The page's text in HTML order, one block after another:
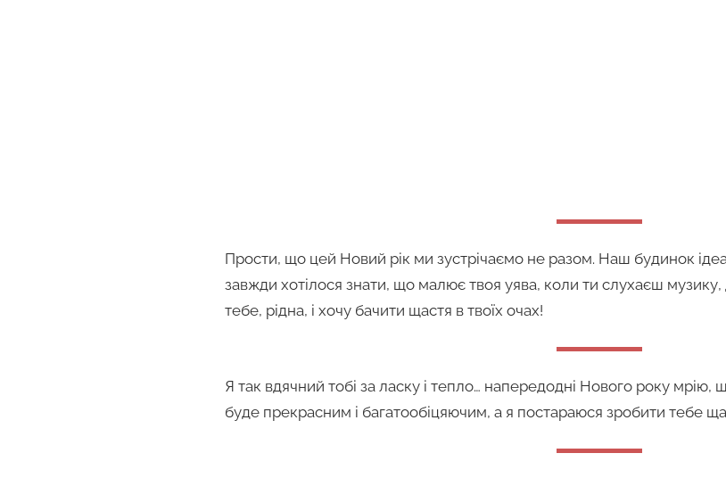
Прости, що цей Новий рік ми зустрічаємо не разом. Наш будинок
завжди хотілося знати, що малює твоя уява, коли ти слухаєш
тебе, рідна, і хочу бачити щастя в твоїх очах!
Я так вдячний тобі за ласку і тепло… напередодні Нового року мрію,
буде прекрасним і багатообіцяючим, а я постараюся зробити тебе